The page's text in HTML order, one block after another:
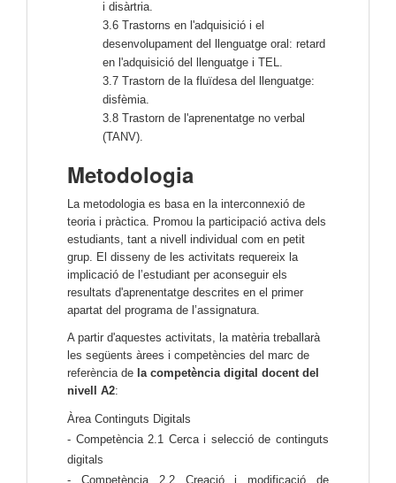
i disàrtria.
3.6 Trastorns en l'adquisició i el
desenvolupament del llenguatge oral: retard
en l'adquisició del llenguatge i TEL.
3.7 Trastorn de la fluïdesa del llenguatge:
disfèmia.
3.8 Trastorn de l'aprenentatge no verbal
(TANV).
Metodologia
La metodologia es basa en la interconnexió de
teoria i pràctica. Promou la participació activa dels
estudiants, tant a nivell individual com en petit
grup. El disseny de les activitats requereix la
implicació de l’estudiant per aconseguir els
resultats d'aprenentatge descrites en el primer
apartat del programa de l’assignatura.
A partir d'aquestes activitats, la matèria treballarà
les següents àrees i competències del marc de
referència de la competència digital docent del
nivell A2:
Àrea Continguts Digitals
- Competència 2.1 Cerca i selecció de continguts
digitals
- Competència 2.2 Creació i modificació de